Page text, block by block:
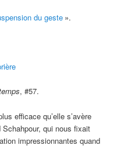
du geste ».
, #57.
efficace qu’elle s’avère
qui nous fixait
impressionnantes quand